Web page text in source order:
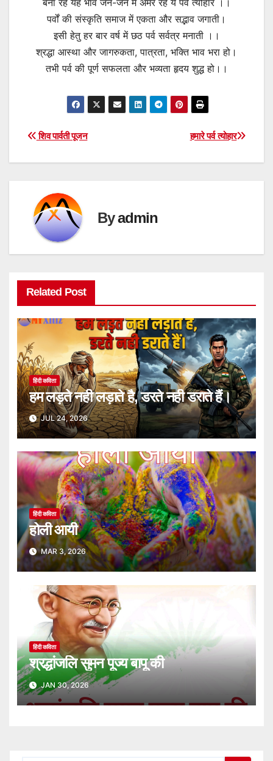
बना रहे यह भाव जन-जन में अमर रहे ये पर्व त्योहार ।।
पर्वों की संस्कृति समाज में एकता और सद्भाव जगाती।
इसी हेतु हर बार वर्ष में छठ पर्व सर्वत्र मनाती ।।
श्रद्धा आस्था और जागरुकता, पात्रता, भक्ति भाव भरा हो।
तभी पर्व की पूर्ण सफलता और भव्यता हृदय शुद्ध हो।।
Post
navigation
हमारे पर्व त्योहार
शिव पार्वती पूजन
Byadmin
Related Post
हिंदी कविता
हम लड़ते नही लड़ाते है, डरते नही डराते हैं।
JUL 24, 2026
हिंदी कविता
होली आयी
MAR 3, 2026
हिंदी कविता
श्रद्धांजलि सुमन पूज्य बापू की
JAN 30, 2026